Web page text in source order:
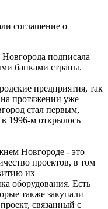
соглашение о
подписала
банками страны.
предприятия, так
протяжении уже
стал первым,
1996-м открылось
Новгороде - это
проектов, в том
их
оборудования. Есть
также закупали
связанный с